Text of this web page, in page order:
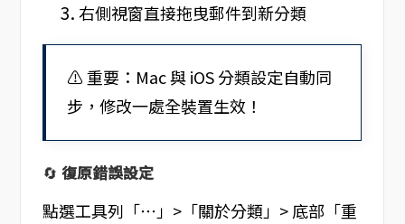
右側視窗直接拖曳郵件到新分類
⚠️ 重要：Mac 與 iOS 分類設定自動同
步，修改一處全裝置生效！
🔄 復原錯誤設定
點選工具列「⋯」>「關於分類」> 底部「重